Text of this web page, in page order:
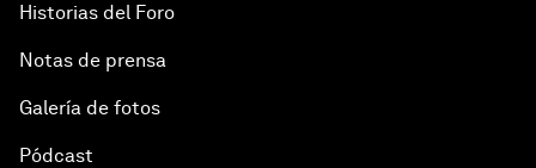
Historias del Foro
Notas de prensa
Galería de fotos
Pódcast